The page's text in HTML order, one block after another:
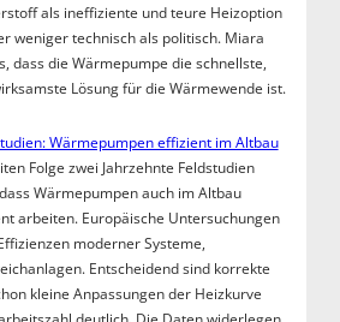
als ineffiziente und teure Heizoption
weniger technisch als politisch. Miara
dass die Wärmepumpe die schnellste,
Lösung für die Wärmewende ist.
Wärmepumpen effizient im Altbau
Folge zwei Jahrzehnte Feldstudien
Wärmepumpen auch im Altbau
arbeiten. Europäische Untersuchungen
moderner Systeme,
Entscheidend sind korrekte
kleine Anpassungen der Heizkurve